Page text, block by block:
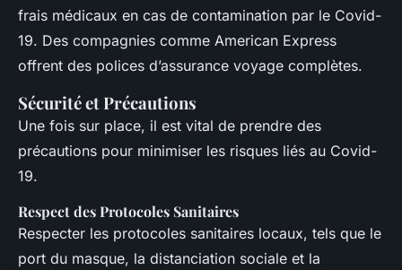
frais médicaux en cas de contamination par le Covid-
19. Des compagnies comme American Express
offrent des polices d’assurance voyage complètes.
Sécurité et Précautions
Une fois sur place, il est vital de prendre des
précautions pour minimiser les risques liés au Covid-
19.
Respect des Protocoles Sanitaires
Respecter les protocoles sanitaires locaux, tels que le
port du masque, la distanciation sociale et la